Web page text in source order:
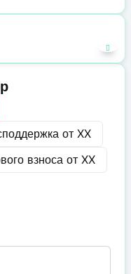
от XX
взноса от XX